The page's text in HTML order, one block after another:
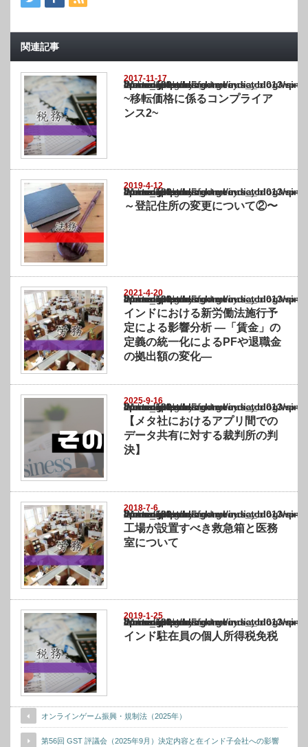
関連記事
2017-11-17
Warning
: Undefined array key "show_category" in
/home/netst/kuno-cpa.co.jp/public_html/india_blog/wp-content/themes/
on line183
~移転価格に係るコンプライア
ンス2~
2019-4-12
Warning
: Undefined array key "show_category" in
/home/netst/kuno-cpa.co.jp/public_html/india_blog/wp-content/themes/
on line183
～登記住所の変更について②〜
2021-4-20
Warning
: Undefined array key "show_category" in
/home/netst/kuno-cpa.co.jp/public_html/india_blog/wp-content/themes/
on line183
インドにおける新労働法施行予
定による影響分析 ―「賃金」の
定義の統一化によるPFや退職金
の拠出額の変化―
2025-9-16
Warning
: Undefined array key "show_category" in
/home/netst/kuno-cpa.co.jp/public_html/india_blog/wp-content/themes/
on line183
【メタ社におけるアプリ間での
データ共有に対する裁判所の判
決】
2018-7-6
Warning
: Undefined array key "show_category" in
/home/netst/kuno-cpa.co.jp/public_html/india_blog/wp-content/themes/
on line183
工場が設置すべき救急箱と医務
室について
2019-1-25
Warning
: Undefined array key "show_category" in
/home/netst/kuno-cpa.co.jp/public_html/india_blog/wp-content/themes/
on line183
インド駐在員の個人所得税免税
オンラインゲーム振興・規制法（2025年）
第56回 GST 評議会（2025年9月）決定内容と在インド子会社への影響